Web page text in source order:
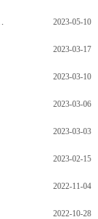
2023-05-10
2023-03-17
2023-03-10
2023-03-06
2023-03-03
2023-02-15
2022-11-04
2022-10-28